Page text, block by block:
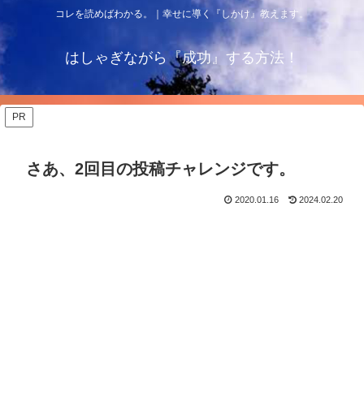
コレを読めばわかる。｜幸せに導く『しかけ』教えます。
はしゃぎながら『成功』する方法！
PR
さあ、2回目の投稿チャレンジです。
2020.01.16 2024.02.20